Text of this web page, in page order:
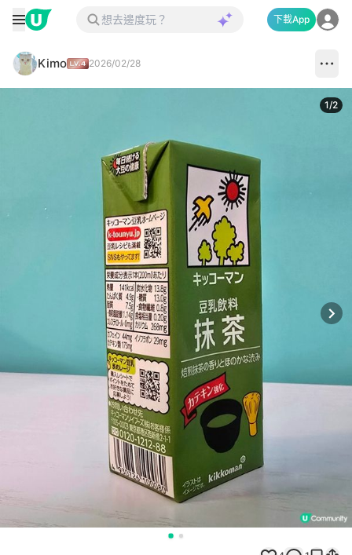
下載App
Kimo 2026/02/28
1/2